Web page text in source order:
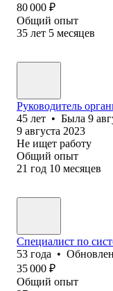
80 000 ₽
Общий опыт
35 лет 5 месяцев
Руководитель
45 лет • Была 9
9 августа 2023
Не ищет работу
Общий опыт
21 год 10 месяцев
Специалист по
53 года •
35 000 ₽
Общий опыт